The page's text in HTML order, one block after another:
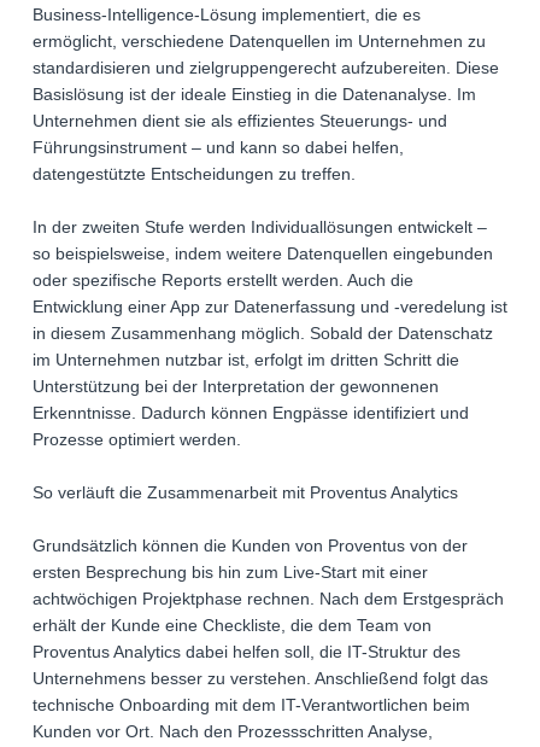
Business-Intelligence-Lösung implementiert, die es
ermöglicht, verschiedene Datenquellen im Unternehmen zu
standardisieren und zielgruppengerecht aufzubereiten. Diese
Basislösung ist der ideale Einstieg in die Datenanalyse. Im
Unternehmen dient sie als effizientes Steuerungs- und
Führungsinstrument – und kann so dabei helfen,
datengestützte Entscheidungen zu treffen.
In der zweiten Stufe werden Individuallösungen entwickelt –
so beispielsweise, indem weitere Datenquellen eingebunden
oder spezifische Reports erstellt werden. Auch die
Entwicklung einer App zur Datenerfassung und -veredelung ist
in diesem Zusammenhang möglich. Sobald der Datenschatz
im Unternehmen nutzbar ist, erfolgt im dritten Schritt die
Unterstützung bei der Interpretation der gewonnenen
Erkenntnisse. Dadurch können Engpässe identifiziert und
Prozesse optimiert werden.
So verläuft die Zusammenarbeit mit Proventus Analytics
Grundsätzlich können die Kunden von Proventus von der
ersten Besprechung bis hin zum Live-Start mit einer
achtwöchigen Projektphase rechnen. Nach dem Erstgespräch
erhält der Kunde eine Checkliste, die dem Team von
Proventus Analytics dabei helfen soll, die IT-Struktur des
Unternehmens besser zu verstehen. Anschließend folgt das
technische Onboarding mit dem IT-Verantwortlichen beim
Kunden vor Ort. Nach den Prozessschritten Analyse,